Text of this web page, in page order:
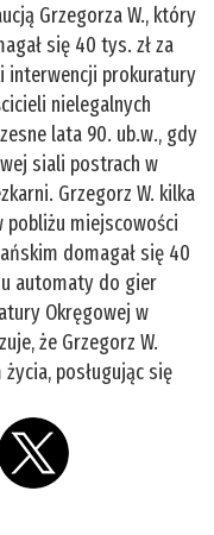
Grzegorza W., który
się 40 tys. zł za
interwencji prokuratury
nielegalnych
lata 90. ub.w., gdy
siali postrach w
Grzegorz W. kilka
miejscowości
domagał się 40
automaty do gier
Okręgowej w
że Grzegorz W.
posługując się